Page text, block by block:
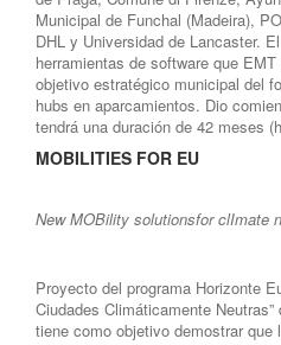
Municipal de Funchal (Madeira),
DHL y Universidad de Lancaster.
herramientas de software que
objetivo estratégico municipal del
hubs en aparcamientos. Dio
tendrá una duración de 42 meses
MOBILITIES FOR EU
New MOBility solutionsfor clImate
Proyecto del programa Horizonte
Ciudades Climáticamente
tiene como objetivo demostrar